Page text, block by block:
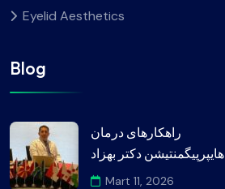
Eyelid Aesthetics
Blog
راهکارهای درمان
هایپرپیگمنتیشن دکتر بهزاد
Mart 11, 2026